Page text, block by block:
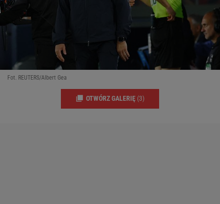
Fot. REUTERS/Albert Gea
OTWÓRZ GALERIĘ (3)